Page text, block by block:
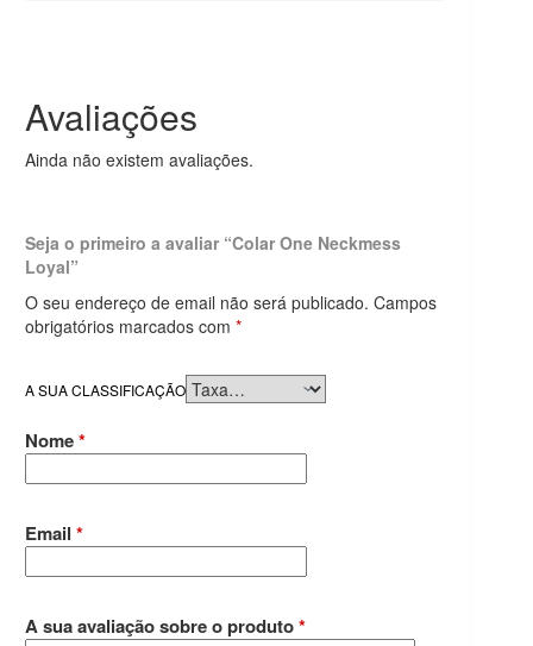
Avaliações
Ainda não existem avaliações.
Seja o primeiro a avaliar “Colar One Neckmess
Loyal”
O seu endereço de email não será publicado. Campos
obrigatórios marcados com *
A SUA CLASSIFICAÇÃO
Nome*
Email *
A sua avaliação sobre o produto*